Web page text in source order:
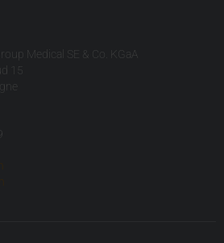
Medical SE & Co. KGaA
15